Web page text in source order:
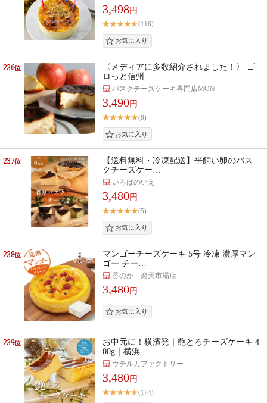
3,498円
(116)
236位
〈メディアに多数紹介されました！〉 ゴ
ロっと信州…
バスクチーズケーキ専門店MON
3,490円
(8)
237位
【送料無料・冷凍配送】平飼い卵のバス
クチーズケー…
いろはのいえ
3,480円
(5)
238位
マンゴーチーズケーキ 5号 冷凍 濃厚マン
ゴー チー…
香のか 楽天市場店
3,480円
239位
お中元に！横濱発｜艶とろチーズケーキ 4
00g｜横浜…
ウチルカファクトリー
3,480円
(174)